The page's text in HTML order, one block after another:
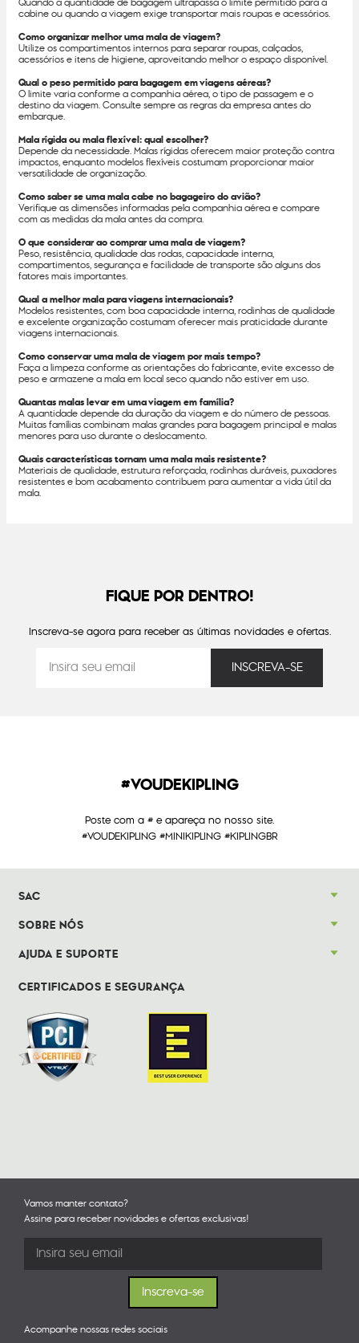
cabine ou quando a viagem exige transportar mais roupas e acessórios.
Como organizar melhor uma mala de viagem?
Utilize os compartimentos internos para separar roupas, calçados,
acessórios e itens de higiene, aproveitando melhor o espaço disponível.
Qual o peso permitido para bagagem em viagens aéreas?
O limite varia conforme a companhia aérea, o tipo de passagem e o
destino da viagem. Consulte sempre as regras da empresa antes do
embarque.
Mala rígida ou mala flexível: qual escolher?
Depende da necessidade. Malas rígidas oferecem maior proteção contra
impactos, enquanto modelos flexíveis costumam proporcionar maior
versatilidade de organização.
Como saber se uma mala cabe no bagageiro do avião?
Verifique as dimensões informadas pela companhia aérea e compare
com as medidas da mala antes da compra.
O que considerar ao comprar uma mala de viagem?
Peso, resistência, qualidade das rodas, capacidade interna,
compartimentos, segurança e facilidade de transporte são alguns dos
fatores mais importantes.
Qual a melhor mala para viagens internacionais?
Modelos resistentes, com boa capacidade interna, rodinhas de qualidade
e excelente organização costumam oferecer mais praticidade durante
viagens internacionais.
Como conservar uma mala de viagem por mais tempo?
Faça a limpeza conforme as orientações do fabricante, evite excesso de
peso e armazene a mala em local seco quando não estiver em uso.
Quantas malas levar em uma viagem em família?
A quantidade depende da duração da viagem e do número de pessoas.
Muitas famílias combinam malas grandes para bagagem principal e malas
menores para uso durante o deslocamento.
Quais características tornam uma mala mais resistente?
Materiais de qualidade, estrutura reforçada, rodinhas duráveis, puxadores
resistentes e bom acabamento contribuem para aumentar a vida útil da
mala.
FIQUE POR DENTRO!
Inscreva-se agora para receber as últimas novidades e ofertas.
#VOUDEKIPLING
Poste com a # e apareça no nosso site.
#VOUDEKIPLING #MINIKIPLING #KIPLINGBR
SAC
SOBRE NÓS
AJUDA E SUPORTE
CERTIFICADOS E SEGURANÇA
Vamos manter contato?
Assine para receber novidades e ofertas exclusivas!
Acompanhe nossas redes sociais